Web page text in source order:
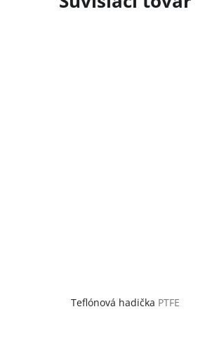
Teflónová hadička PTFE